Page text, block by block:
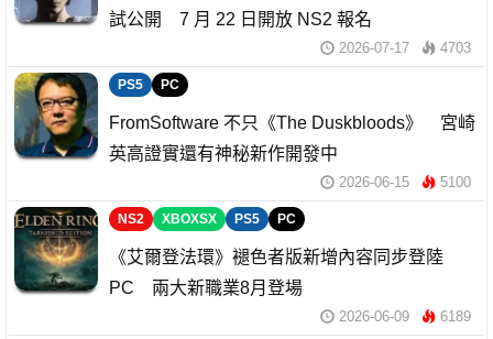
試公開 7 月 22 日開放 NS2 報名
2026-07-17 4703
PS5 PC
FromSoftware 不只《The Duskbloods》 宮崎
英高證實還有神秘新作開發中
2026-06-15 5100
NS2 XBOXSX PS5 PC
《艾爾登法環》褪色者版新增內容同步登陸
PC 兩大新職業8月登場
2026-06-09 6189